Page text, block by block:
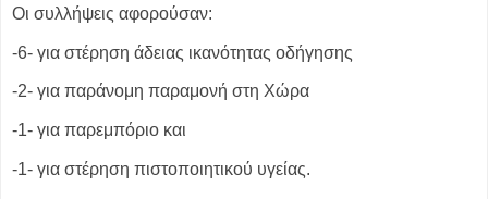
Οι συλλήψεις αφορούσαν:
-6- για στέρηση άδειας ικανότητας οδήγησης
-2- για παράνομη παραμονή στη Χώρα
-1- για παρεμπόριο και
-1- για στέρηση πιστοποιητικού υγείας.